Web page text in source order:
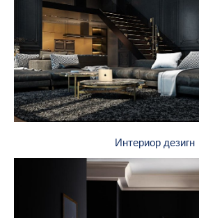
Интериор дезигн